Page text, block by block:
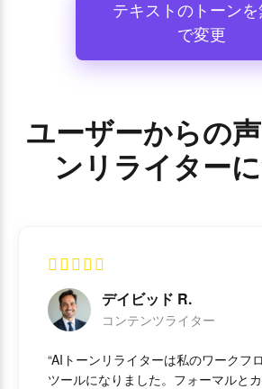
テキストのトーン
で変更
ユーザーからの
ンリライター
デイビッド R.
コンテンツライター
“AIトーンリライターは私のワークフ
ツールになりました。フォーマルと